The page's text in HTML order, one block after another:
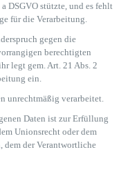
DSGVO stützte, und es fehlt
für die Verarbeitung.
gegen die
berechtigten
legt gem. Art. 21 Abs. 2
ein.
unrechtmäßig verarbeitet.
Daten ist zur Erfüllung
Unionsrecht oder dem
dem der Verantwortliche